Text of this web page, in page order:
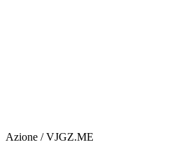
Azione / VJGZ.ME